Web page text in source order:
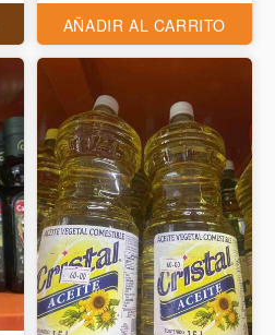
AÑADIR AL CARRITO